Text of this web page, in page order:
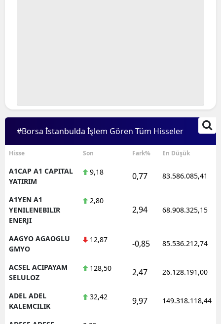
#Borsa İstanbulda İşlem Gören Tüm Hisseler
Hisse Son Fark% En Düşük
A1CAP A1 CAPITAL
YATIRIM
9,18 0,77 83.586.085,41
A1YEN A1
YENILENEBILIR
ENERJI
2,80
2,94 68.908.325,15
AAGYO AGAOGLU
GMYO
12,87 -0,85 85.536.212,74
ACSEL ACIPAYAM
SELULOZ
128,50 2,47 26.128.191,00
ADEL ADEL
KALEMCILIK
32,42 9,97 149.318.118,44